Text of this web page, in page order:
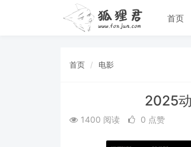
首页
首页 电影
2025
1400 阅读 0 点赞